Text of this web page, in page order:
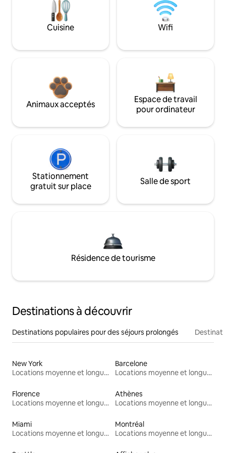
Cuisine Wifi
Animaux acceptés
Espace de travail
pour ordinateur
Stationnement
gratuit sur place
Salle de sport
Résidence de tourisme
Destinations à découvrir
Destinations populaires pour des séjours prolongés
New York
Locations moyenne et longue durée
Barcelone
Locations moyenne et longue durée
Florence
Locations moyenne et longue durée
Athènes
Locations moyenne et longue durée
Miami
Locations moyenne et longue durée
Montréal
Locations moyenne et longue durée